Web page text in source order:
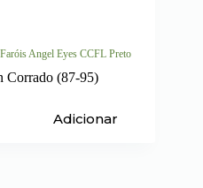
Angel Eyes CCFL Preto
Corrado (87-95)
Adicionar